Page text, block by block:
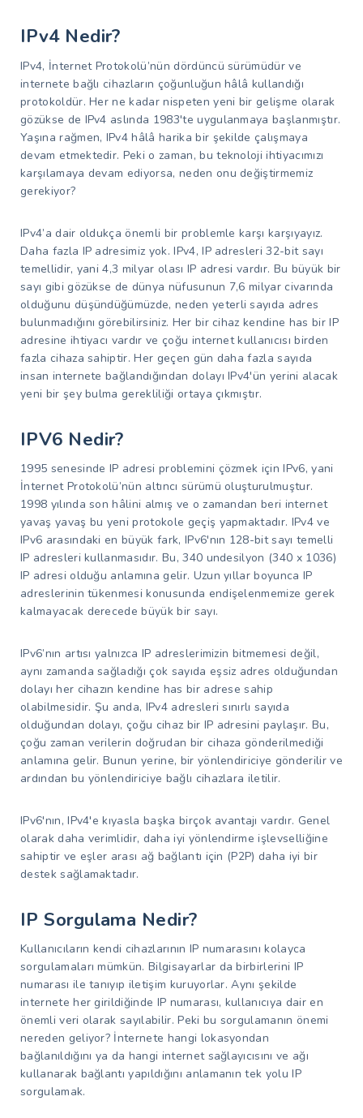
IPv4 Nedir?
IPv4, İnternet Protokolü’nün dördüncü sürümüdür ve
internete bağlı cihazların çoğunluğun hâlâ kullandığı
protokoldür. Her ne kadar nispeten yeni bir gelişme olarak
gözükse de IPv4 aslında 1983'te uygulanmaya başlanmıştır.
Yaşına rağmen, IPv4 hâlâ harika bir şekilde çalışmaya
devam etmektedir. Peki o zaman, bu teknoloji ihtiyacımızı
karşılamaya devam ediyorsa, neden onu değiştirmemiz
gerekiyor?
IPv4’a dair oldukça önemli bir problemle karşı karşıyayız.
Daha fazla IP adresimiz yok. IPv4, IP adresleri 32-bit sayı
temellidir, yani 4,3 milyar olası IP adresi vardır. Bu büyük bir
sayı gibi gözükse de dünya nüfusunun 7,6 milyar civarında
olduğunu düşündüğümüzde, neden yeterli sayıda adres
bulunmadığını görebilirsiniz. Her bir cihaz kendine has bir IP
adresine ihtiyacı vardır ve çoğu internet kullanıcısı birden
fazla cihaza sahiptir. Her geçen gün daha fazla sayıda
insan internete bağlandığından dolayı IPv4'ün yerini alacak
yeni bir şey bulma gerekliliği ortaya çıkmıştır.
IPV6 Nedir?
1995 senesinde IP adresi problemini çözmek için IPv6, yani
İnternet Protokolü’nün altıncı sürümü oluşturulmuştur.
1998 yılında son hâlini almış ve o zamandan beri internet
yavaş yavaş bu yeni protokole geçiş yapmaktadır. IPv4 ve
IPv6 arasındaki en büyük fark, IPv6'nın 128-bit sayı temelli
IP adresleri kullanmasıdır. Bu, 340 undesilyon (340 x 1036)
IP adresi olduğu anlamına gelir. Uzun yıllar boyunca IP
adreslerinin tükenmesi konusunda endişelenmemize gerek
kalmayacak derecede büyük bir sayı.
IPv6’nın artısı yalnızca IP adreslerimizin bitmemesi değil,
aynı zamanda sağladığı çok sayıda eşsiz adres olduğundan
dolayı her cihazın kendine has bir adrese sahip
olabilmesidir. Şu anda, IPv4 adresleri sınırlı sayıda
olduğundan dolayı, çoğu cihaz bir IP adresini paylaşır. Bu,
çoğu zaman verilerin doğrudan bir cihaza gönderilmediği
anlamına gelir. Bunun yerine, bir yönlendiriciye gönderilir ve
ardından bu yönlendiriciye bağlı cihazlara iletilir.
IPv6'nın, IPv4'e kıyasla başka birçok avantajı vardır. Genel
olarak daha verimlidir, daha iyi yönlendirme işlevselliğine
sahiptir ve eşler arası ağ bağlantı için (P2P) daha iyi bir
destek sağlamaktadır.
IP Sorgulama Nedir?
Kullanıcıların kendi cihazlarının IP numarasını kolayca
sorgulamaları mümkün. Bilgisayarlar da birbirlerini IP
numarası ile tanıyıp iletişim kuruyorlar. Aynı şekilde
internete her girildiğinde IP numarası, kullanıcıya dair en
önemli veri olarak sayılabilir. Peki bu sorgulamanın önemi
nereden geliyor? İnternete hangi lokasyondan
bağlanıldığını ya da hangi internet sağlayıcısını ve ağı
kullanarak bağlantı yapıldığını anlamanın tek yolu IP
sorgulamak.